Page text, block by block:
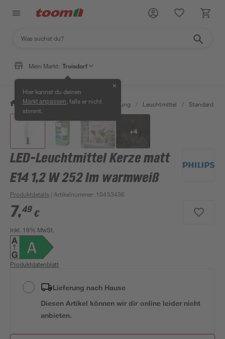
Mein Markt: Troisdorf
Hier kannst du deinen
Markt anpassen , falls er nicht
stimmt.
✕
/ Wohnen & Haushalt / Beleuchtung / Leuchtmittel / Standard
+4
LED-Leuchtmittel Kerze matt
E14 1,2 W 252 lm warmweiß
Produktdetails | Artikelnummer: 10453436
7,49 €
inkl. 19% MwSt.
Produktdatenblatt
Lieferung nach Hause
Diesen Artikel können wir dir online leider nicht
anbieten.